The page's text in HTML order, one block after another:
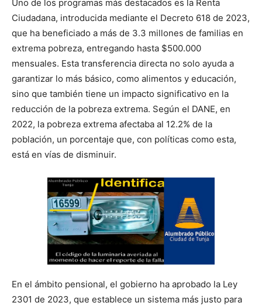
Uno de los programas más destacados es la Renta
Ciudadana, introducida mediante el Decreto 618 de 2023,
que ha beneficiado a más de 3.3 millones de familias en
extrema pobreza, entregando hasta $500.000
mensuales. Esta transferencia directa no solo ayuda a
garantizar lo más básico, como alimentos y educación,
sino que también tiene un impacto significativo en la
reducción de la pobreza extrema. Según el DANE, en
2022, la pobreza extrema afectaba al 12.2% de la
población, un porcentaje que, con políticas como esta,
está en vías de disminuir.
En el ámbito pensional, el gobierno ha aprobado la Ley
2301 de 2023, que establece un sistema más justo para